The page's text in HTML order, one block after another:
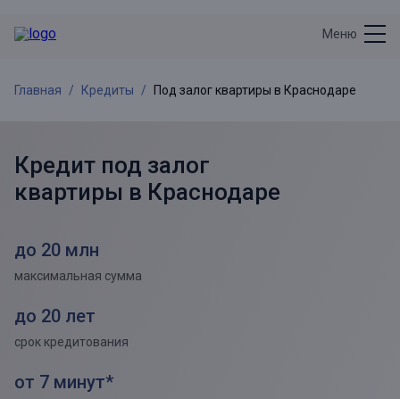
Меню
Главная Кредиты Под залог квартиры в Краснодаре
Кредит под залог
квартиры в Краснодаре
до 20 млн
максимальная сумма
до 20 лет
срок кредитования
от 7 минут*